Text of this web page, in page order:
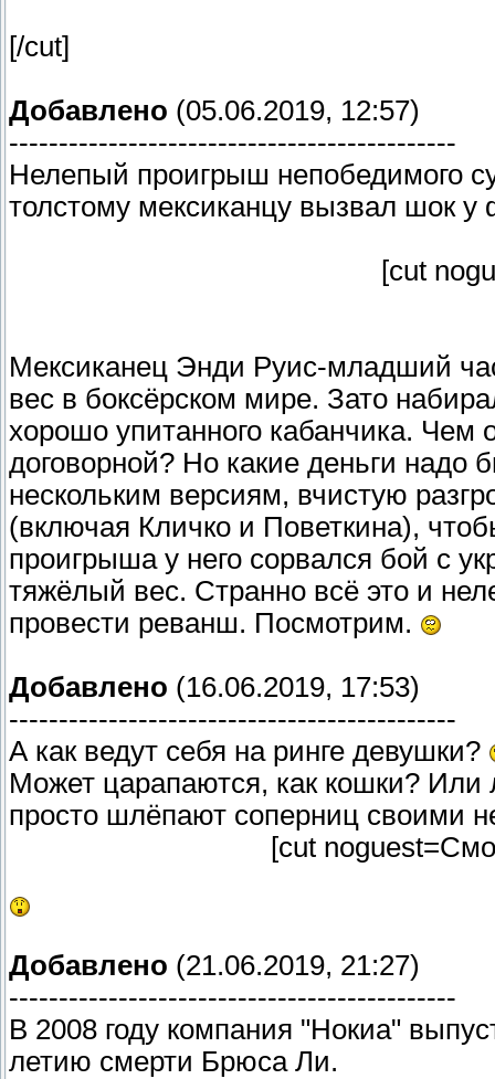
[/cut]
Добавлено (05.06.2019, 12:57)
---------------------------------------------
Нелепый проигрыш непобедимого
толстому мексиканцу вызвал шок у
[cut
Мексиканец Энди Руис-младший
вес в боксёрском мире. Зато
хорошо упитанного кабанчика.
договорной? Но какие деньги
нескольким версиям, вчистую
(включая Кличко и Поветкина),
проигрыша у него сорвался бой с
тяжёлый вес. Странно всё это и
провести реванш. Посмотрим.
Добавлено (16.06.2019, 17:53)
---------------------------------------------
А как ведут себя на ринге девушки?
Может царапаются, как кошки? Или
просто шлёпают соперниц своими
[cut
Добавлено (21.06.2019, 21:27)
---------------------------------------------
В 2008 году компания "Нокиа"
летию смерти Брюса Ли.